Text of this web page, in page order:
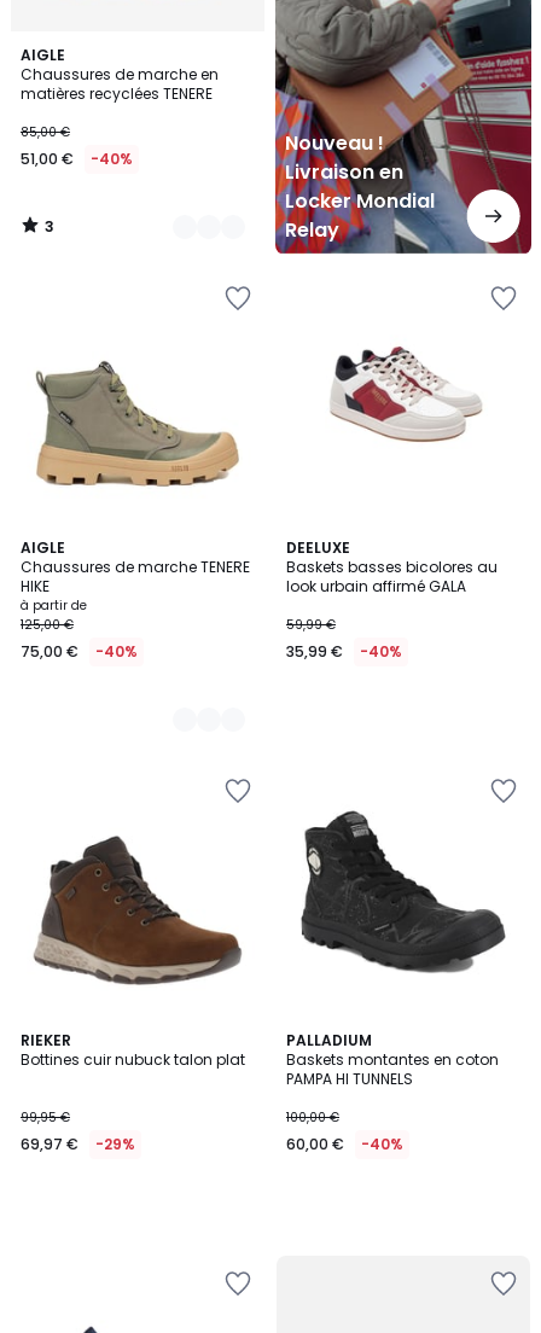
AIGLE
Chaussures de marche en
matières recyclées TENERE
85,00 €
51,00 € -40%
3
/
5
3
Couleurs
3
/
Nouveau !
Livraison en
Locker Mondial
Relay
AIGLE
Chaussures de marche TENERE
HIKE
à partir de
125,00 €
75,00 € -40%
2
Couleurs
DEELUXE
Baskets basses bicolores au
look urbain affirmé GALA
59,99 €
35,99 € -40%
RIEKER
Bottines cuir nubuck talon plat
99,95 €
69,97 € -29%
PALLADIUM
Baskets montantes en coton
PAMPA HI TUNNELS
100,00 €
60,00 € -40%